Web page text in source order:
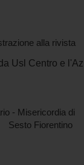
alla rivista
Usl Centro e
- Misericordia di
Sesto Fiorentino